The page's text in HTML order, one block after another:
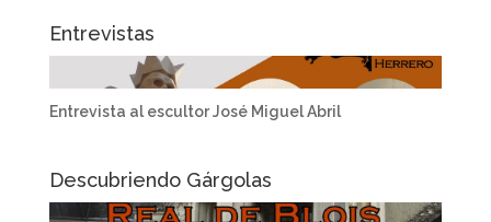
Entrevistas
Entrevista al escultor José Miguel Abril
Descubriendo Gárgolas